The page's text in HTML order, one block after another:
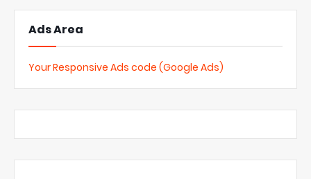
Ads Area
Your Responsive Ads code (Google Ads)